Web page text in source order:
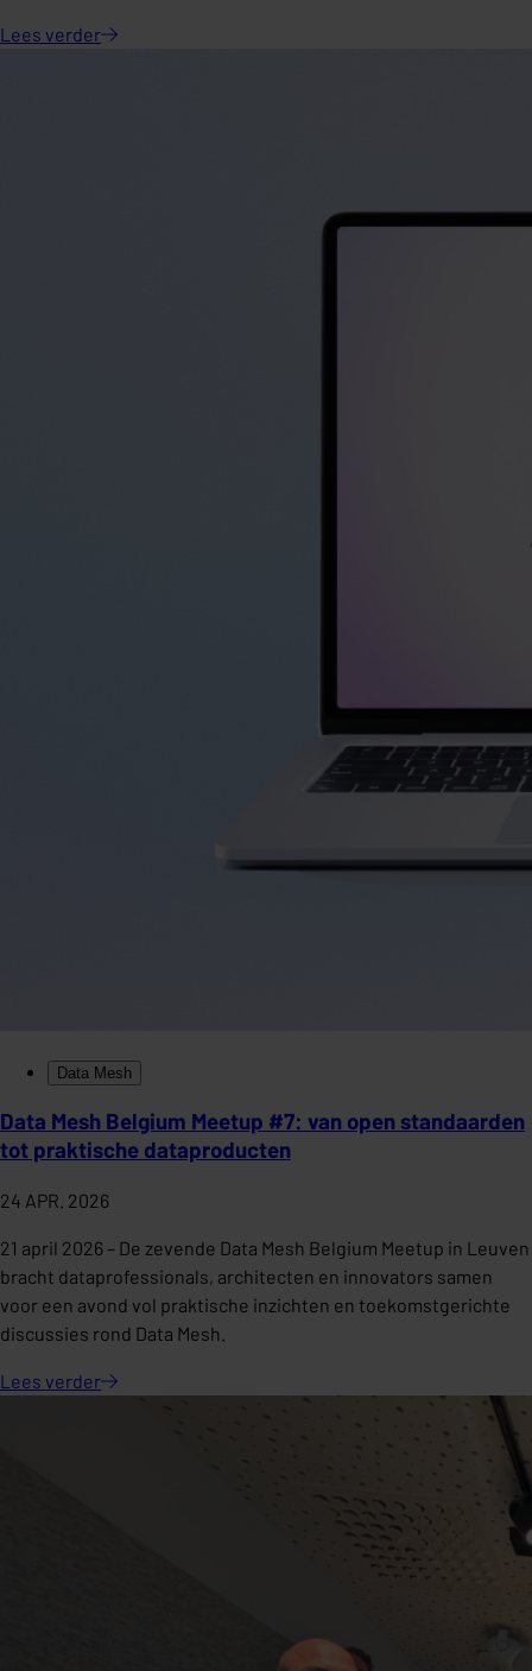
Lees verder
Data Mesh
Data Mesh Belgium Meetup #7: van open standaarden
tot praktische dataproducten
24 APR. 2026
21 april 2026 – De zevende Data Mesh Belgium Meetup in Leuven
bracht dataprofessionals, architecten en innovators samen
voor een avond vol praktische inzichten en toekomstgerichte
discussies rond Data Mesh.
Lees verder